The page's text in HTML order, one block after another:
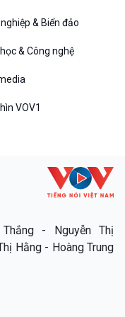
& Biển đảo
& Công nghệ
VOV1
Thắng - Nguyễn Thị
Hằng - Hoàng Trung